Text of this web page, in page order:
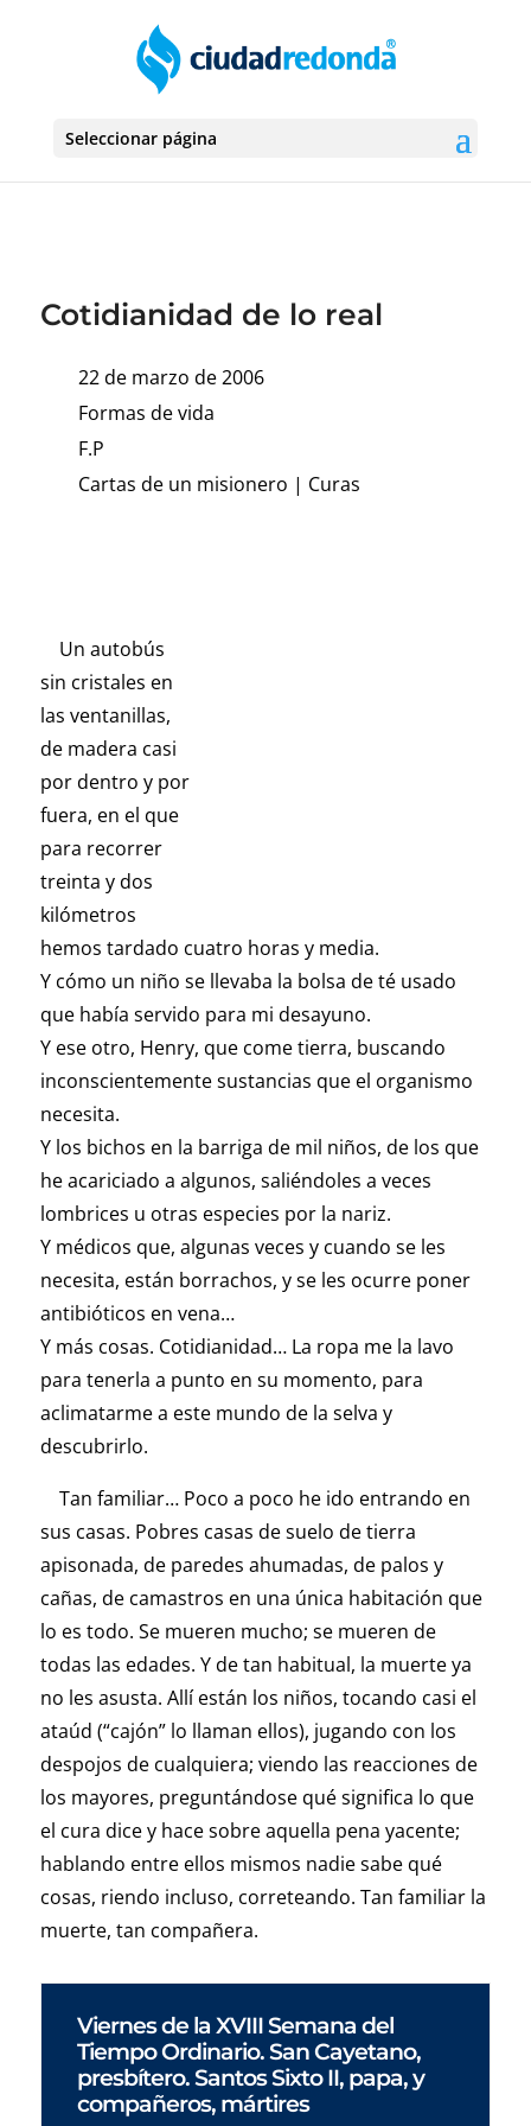
Seleccionar página
Cotidianidad de lo real
22 de marzo de 2006
Formas de vida
F.P
Cartas de un misionero | Curas
Un autobús
sin cristales en
las ventanillas,
de madera casi
por dentro y por
fuera, en el que
para recorrer
treinta y dos
kilómetros
hemos tardado cuatro horas y media.
Y cómo un niño se llevaba la bolsa de té usado
que había servido para mi desayuno.
Y ese otro, Henry, que come tierra, buscando
inconscientemente sustancias que el organismo
necesita.
Y los bichos en la barriga de mil niños, de los que
he acariciado a algunos, saliéndoles a veces
lombrices u otras especies por la nariz.
Y médicos que, algunas veces y cuando se les
necesita, están borrachos, y se les ocurre poner
antibióticos en vena…
Y más cosas. Cotidianidad… La ropa me la lavo
para tenerla a punto en su momento, para
aclimatarme a este mundo de la selva y
descubrirlo.
Tan familiar… Poco a poco he ido entrando en
sus casas. Pobres casas de suelo de tierra
apisonada, de paredes ahumadas, de palos y
cañas, de camastros en una única habitación que
lo es todo. Se mueren mucho; se mueren de
todas las edades. Y de tan habitual, la muerte ya
no les asusta. Allí están los niños, tocando casi el
ataúd (“cajón” lo llaman ellos), jugando con los
despojos de cualquiera; viendo las reacciones de
los mayores, preguntándose qué significa lo que
el cura dice y hace sobre aquella pena yacente;
hablando entre ellos mismos nadie sabe qué
cosas, riendo incluso, correteando. Tan familiar la
muerte, tan compañera.
Viernes de la XVIII Semana del
Tiempo Ordinario. San Cayetano,
presbítero. Santos Sixto II, papa, y
compañeros, mártires